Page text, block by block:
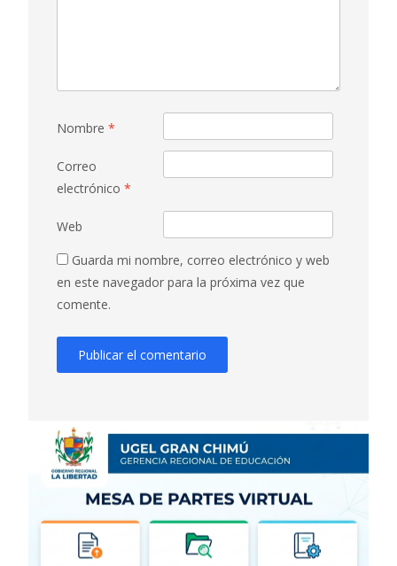
Nombre *
Correo
electrónico *
Web
Guarda mi nombre, correo electrónico y web
en este navegador para la próxima vez que
comente.